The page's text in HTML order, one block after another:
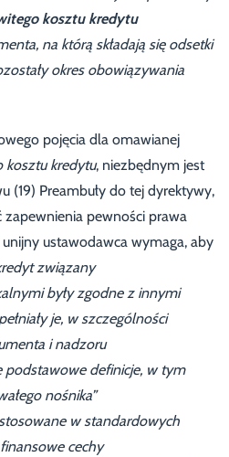
kosztu kredytu
na którą składają się odsetki
okres obowiązywania
pojęcia dla omawianej
kosztu kredytu, niezbędnym jest
(19) Preambuły do tej dyrektywy,
zapewnienia pewności prawa
ustawodawca wymaga, aby
związany
były zgodne z innymi
je, w szczególności
i nadzoru
podstawowe definicje, w tym
nośnika”
w standardowych
cechy